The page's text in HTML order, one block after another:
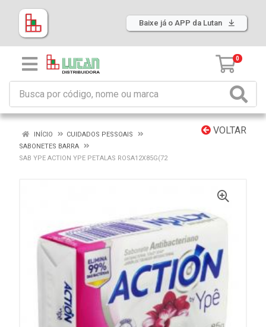
Baixe já o APP da Lutan
0
VOLTAR
INÍCIO
CUIDADOS PESSOAIS
SABONETES BARRA
SAB YPE ACTION YPE PETALAS ROSA12X85G(72